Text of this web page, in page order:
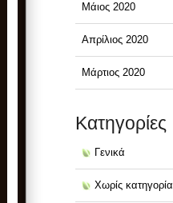
Μάιος 2020
Απρίλιος 2020
Μάρτιος 2020
Kατηγορίες
Γενικά
Χωρίς κατηγορία